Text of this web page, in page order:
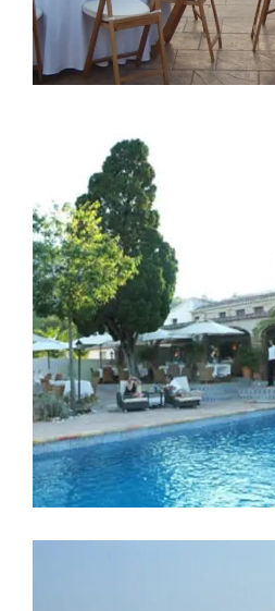
Calpe
CASA DEL